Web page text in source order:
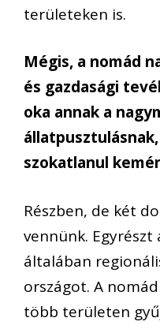
területeken is.
Mégis, a nomád
és gazdasági
oka annak a
szokatlanul
Részben, de két
vennünk. Egyrészt
általában
országot. A
több területen